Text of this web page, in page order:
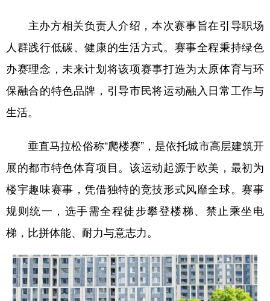
主办方相关负责人介绍，本次赛事旨在引导职场
人群践行低碳、健康的生活方式。赛事全程秉持绿色
办赛理念，未来计划将该项赛事打造为太原体育与环
保融合的特色品牌，引导市民将运动融入日常工作与
生活。
垂直马拉松俗称“爬楼赛”，是依托城市高层建筑开
展的都市特色体育项目。该运动起源于欧美，最初为
楼宇趣味赛事，凭借独特的竞技形式风靡全球。赛事
规则统一，选手需全程徒步攀登楼梯、禁止乘坐电
梯，比拼体能、耐力与意志力。